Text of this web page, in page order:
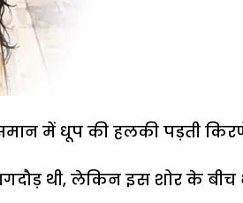
में धूप की हलकी पड़ती
थी, लेकिन इस शोर के